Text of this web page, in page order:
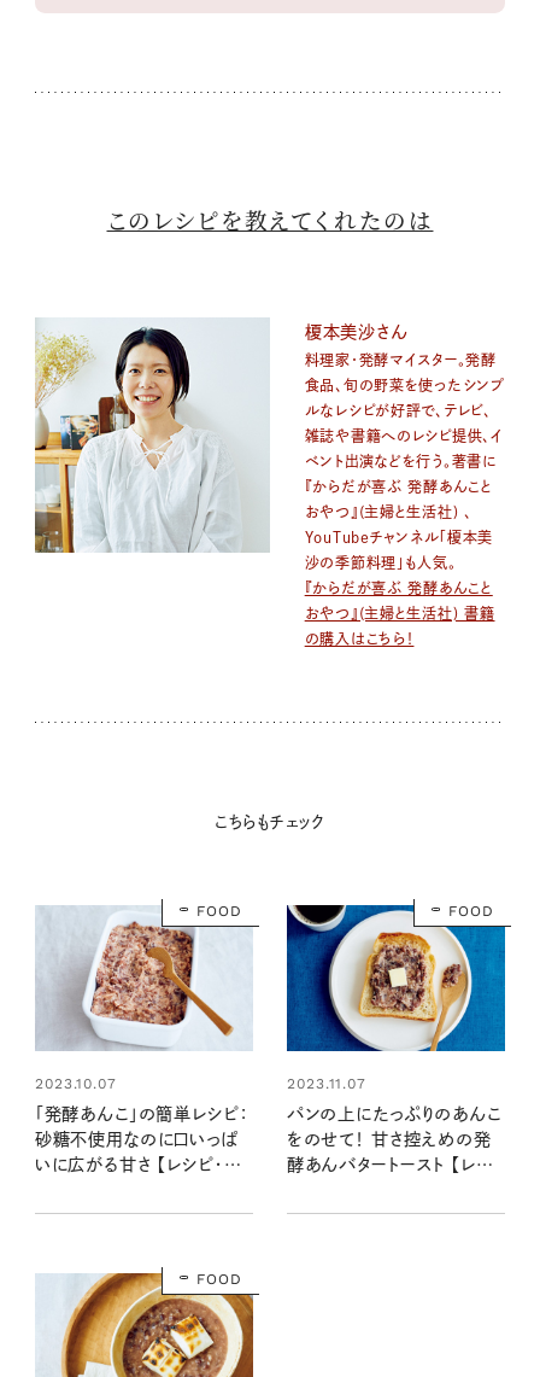
このレシピを教えてくれたのは
榎本美沙さん
料理家・発酵マイスター。発酵
食品、旬の野菜を使ったシンプ
ルなレシピが好評で、テレビ、
雑誌や書籍へのレシピ提供、イ
ベント出演などを行う。著書に
『からだが喜ぶ 発酵あんこと
おやつ』(主婦と生活社) 、
YouTubeチャンネル「榎本美
沙の季節料理」も人気。
『からだが喜ぶ 発酵あんこと
おやつ』(主婦と生活社) 書籍
の購入はこちら！
こちらもチェック
FOOD
2023.10.07
「発酵あんこ」の簡単レシピ：
砂糖不使用なのに口いっぱ
いに広がる甘さ 【レシピ・榎
FOOD
2023.11.07
パンの上にたっぷりのあんこ
をのせて！ 甘さ控えめの発
酵あんバタートースト 【レシ
FOOD